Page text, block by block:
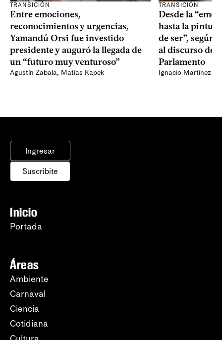
TRANSICIÓN
Entre emociones,
reconocimientos y urgencias,
Yamandú Orsi fue investido
presidente y auguró la llegada de
un “futuro muy venturoso”
Agustín Zabala, Matías Kapek
TRANSICIÓN
Desde la
hasta la
de ser”, según
al discurso de
Parlamento
Ignacio Martínez
Ingresar
Suscribite
Inicio
Portada
Áreas
Ambiente
Carnaval
Ciencia
Cotidiana